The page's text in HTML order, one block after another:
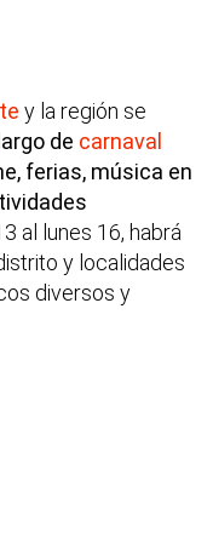
y la región se
largo de carnaval
ferias, música en
al lunes 16, habrá
y localidades
diversos y